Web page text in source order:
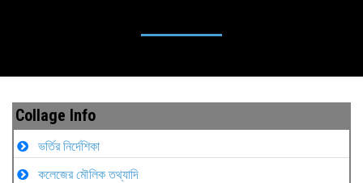
Collage Info
ভর্তির নির্দেশিকা
কলেজের মৌলিক তথ্যাদি